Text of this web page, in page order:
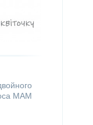
MAM
S,